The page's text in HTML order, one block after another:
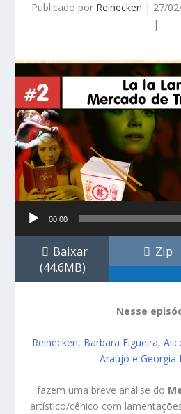
Publicado por Reinecken | 27/
|
Tocador
00:00
Baixar
(44.6MB)
Zip
Nesse
Reinecken, Barbara Figueira,
Araújo e Georgia
fazem uma breve análise do
artístico/cênico com